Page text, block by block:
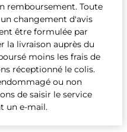
remboursement. Toute
changement d'avis
être formulée par
la livraison auprès du
moins les frais de
réceptionné le colis.
ou non
de saisir le service
un e-mail.